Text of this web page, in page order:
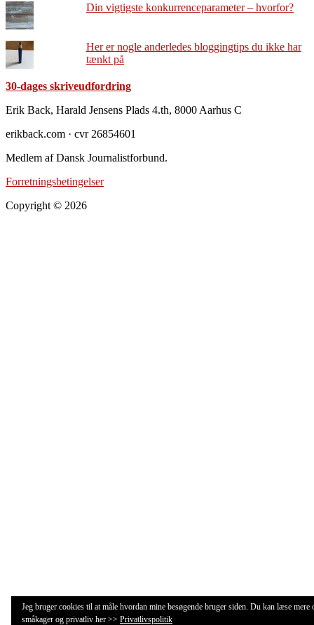
Din vigtigste konkurrenceparameter – hvorfor?
Her er nogle anderledes bloggingtips du ikke har
tænkt på
30-dages skriveudfordring
Footer
Erik Back, Harald Jensens Plads 4.th, 8000 Aarhus C
erikback.com · cvr 26854601
Medlem af Dansk Journalistforbund.
Forretningsbetingelser
Copyright © 2026
Jeg bruger cookies til at måle hvordan mine besøgende bruger siden. Du kan læse mere
småkager og privatliv her >> Privatlivspolitik